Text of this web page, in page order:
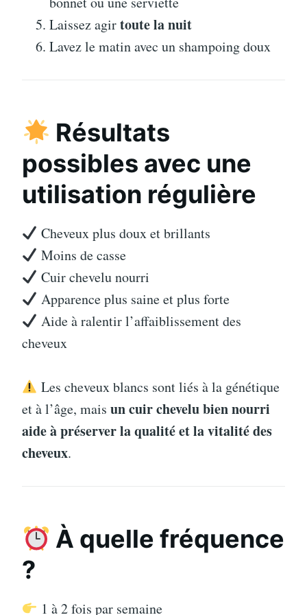
Laissez agirtoute la nuit
Lavez le matin avec un shampoing doux
Résultats
possibles avec une
utilisation régulière
Cheveux plus doux et brillants
Moins de casse
Cuir chevelu nourri
Apparence plus saine et plus forte
Aide à ralentir l’affaiblissement des
cheveux
Les cheveux blancs sont liés à la génétique
et à l’âge, mais un cuir chevelu bien nourri
aide à préserver la qualité et la vitalité des
cheveux.
À quelle fréquence
?
1 à 2 fois par semaine